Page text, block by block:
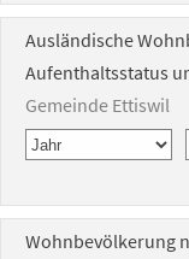
Ausländische
Aufenthaltsstatus
Gemeinde Ettiswil
Wohnbevölkerung